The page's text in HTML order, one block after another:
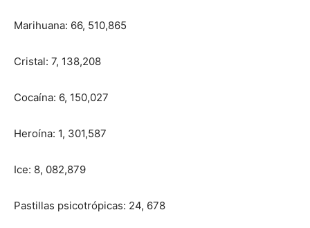
Marihuana: 66, 510,865
Cristal: 7, 138,208
Cocaína: 6, 150,027
Heroína: 1, 301,587
Ice: 8, 082,879
Pastillas psicotrópicas: 24, 678